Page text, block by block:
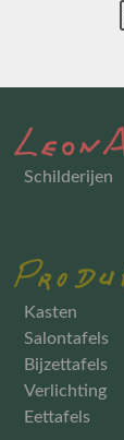
Schilderijen
Kasten
Salontafels
Bijzettafels
Verlichting
Eettafels